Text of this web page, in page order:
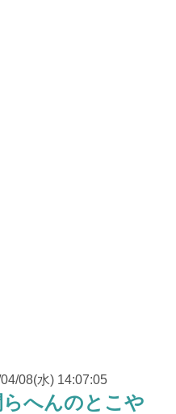
04/08(水) 14:07:05
へんのとこや